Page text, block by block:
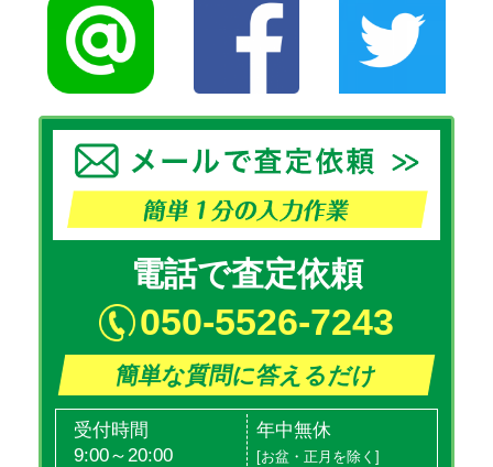
電話で査定依頼
050-5526-7243
簡単な質問に答えるだけ
受付時間
9:00～20:00
年中無休
[お盆・正月を除く]